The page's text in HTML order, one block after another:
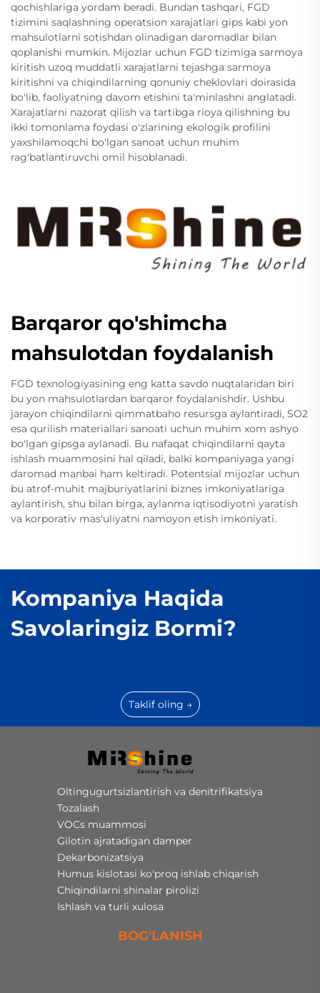
qochishlariga yordam beradi. Bundan tashqari, FGD
tizimini saqlashning operatsion xarajatlari gips kabi yon
mahsulotlarni sotishdan olinadigan daromadlar bilan
qoplanishi mumkin. Mijozlar uchun FGD tizimiga sarmoya
kiritish uzoq muddatli xarajatlarni tejashga sarmoya
kiritishni va chiqindilarning qonuniy cheklovlari doirasida
bo'lib, faoliyatning davom etishini ta'minlashni anglatadi.
Xarajatlarni nazorat qilish va tartibga rioya qilishning bu
ikki tomonlama foydasi o'zlarining ekologik profilini
yaxshilamoqchi bo'lgan sanoat uchun muhim
rag'batlantiruvchi omil hisoblanadi.
Barqaror qo'shimcha
mahsulotdan foydalanish
FGD texnologiyasining eng katta savdo nuqtalaridan biri
bu yon mahsulotlardan barqaror foydalanishdir. Ushbu
jarayon chiqindilarni qimmatbaho resursga aylantiradi, SO2
esa qurilish materiallari sanoati uchun muhim xom ashyo
bo'lgan gipsga aylanadi. Bu nafaqat chiqindilarni qayta
ishlash muammosini hal qiladi, balki kompaniyaga yangi
daromad manbai ham keltiradi. Potentsial mijozlar uchun
bu atrof-muhit majburiyatlarini biznes imkoniyatlariga
aylantirish, shu bilan birga, aylanma iqtisodiyotni yaratish
va korporativ mas'uliyatni namoyon etish imkoniyati.
Kompaniya Haqida
Savolaringiz Bormi?
Taklif oling →
Oltingugurtsizlantirish va denitrifikatsiya
Tozalash
VOCs muammosi
Gilotin ajratadigan damper
Dekarbonizatsiya
Humus kislotasi ko'proq ishlab chiqarish
Chiqindilarni shinalar pirolizi
Ishlash va turli xulosa
BOG'LANISH